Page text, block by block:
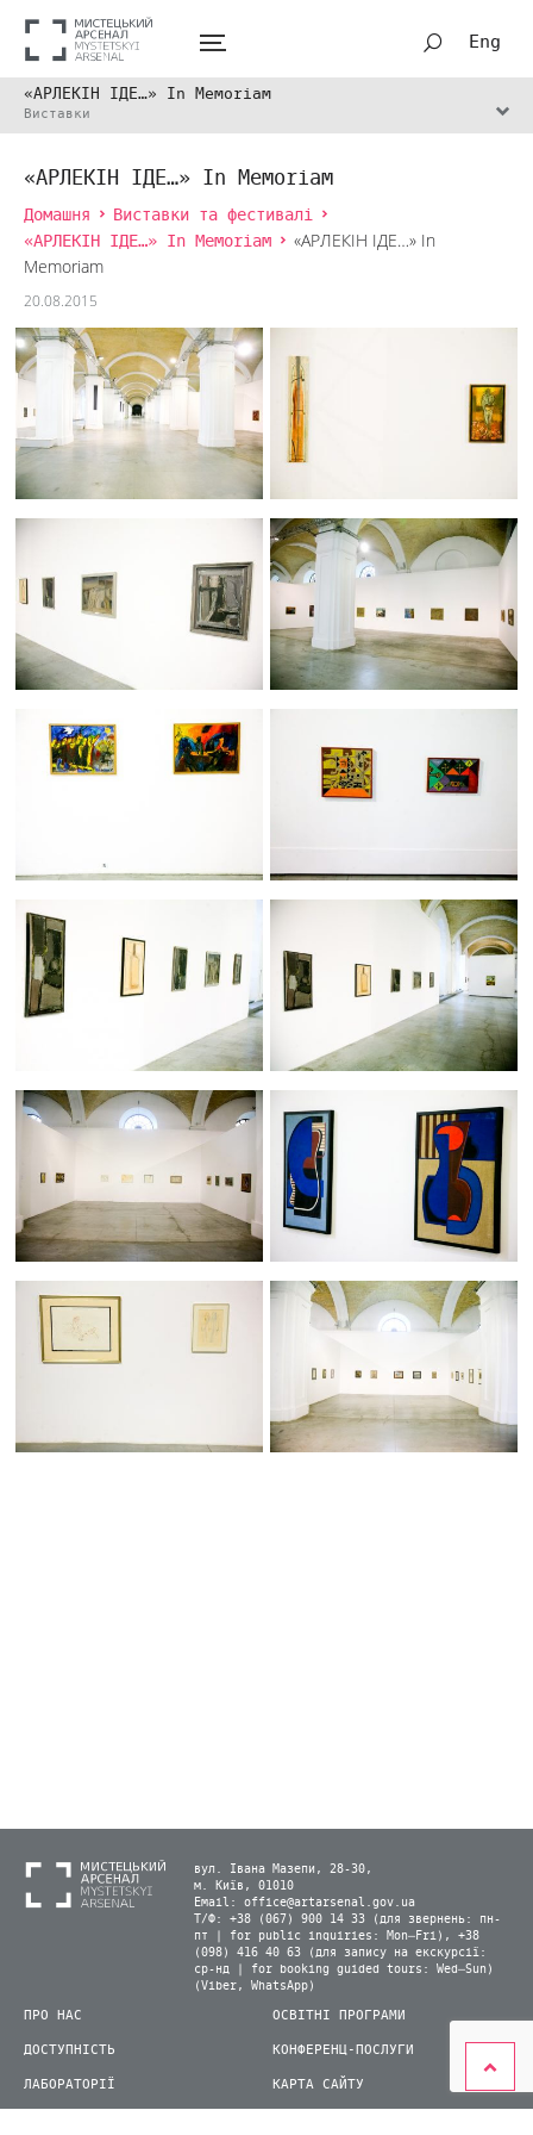
Eng
«АРЛЕКІН ІДЕ…» In Memoriam
Виставки
«АРЛЕКІН ІДЕ…» In Memoriam
Домашня
Виставки та фестивалі
«АРЛЕКІН ІДЕ…» In Memoriam
«АРЛЕКІН ІДЕ…» In
Memoriam
20.08.2015
вул. Івана Мазепи, 28-30,
м. Київ, 01010
Email: office@artarsenal.gov.ua
Т/Ф: +38 (067) 900 14 33 (для звернень: пн-
пт | for public inquiries: Mon–Fri), +38
(098) 416 40 63 (для запису на екскурсії:
ср-нд | for booking guided tours: Wed–Sun)
(Viber, WhatsApp)
ПРО НАС
ДОСТУПНІСТЬ
ЛАБОРАТОРІЇ
ОСВІТНІ ПРОГРАМИ
КОНФЕРЕНЦ-ПОСЛУГИ
КАРТА САЙТУ